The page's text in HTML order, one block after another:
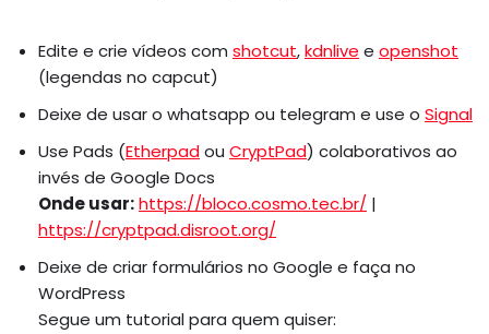
Edite e crie vídeos com shotcut,kdnlive e openshot
(legendas no capcut)
Deixe de usar o whatsapp ou telegram e use o Signal
Use Pads (Etherpadou CryptPad) colaborativos ao
invés de Google Docs
Onde usar:https://bloco.cosmo.tec.br/ |
https://cryptpad.disroot.org/
Deixe de criar formulários no Google e faça no
WordPress
Segue um tutorial para quem quiser: